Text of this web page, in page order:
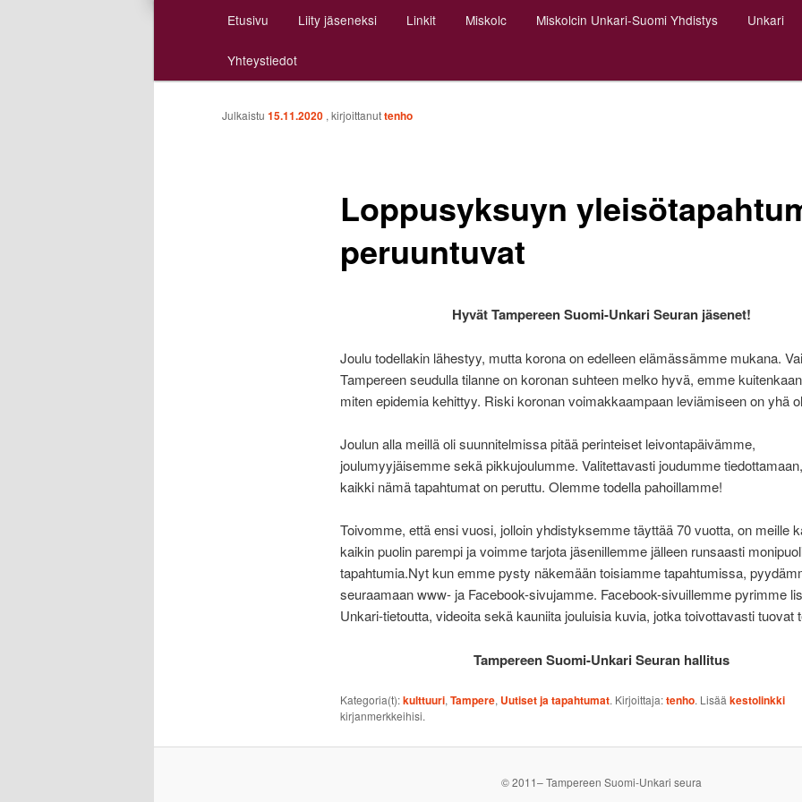
Siirry
sisältöön
Siirry
toissijaiseen
sisältöön
Etusivu Liity jäseneksi Linkit Miskolc Miskolcin Unkari-Suomi Yhdistys Unkari
Yhteystiedot
Loppusyksuyn
peruuntuvat
Julkaistu 15.11.2020 , kirjoittanuttenho
Hyvät Tampereen Suomi-Unkari Seuran jäsenet!
Joulu todellakin lähestyy, mutta korona on edelleen elämässämme mukana.
Tampereen seudulla tilanne on koronan suhteen melko hyvä, emme
miten epidemia kehittyy. Riski koronan voimakkaampaan leviämiseen on yhä
Joulun alla meillä oli suunnitelmissa pitää perinteiset leivontapäivämme,
joulumyyjäisemme sekä pikkujoulumme. Valitettavasti joudumme
kaikki nämä tapahtumat on peruttu. Olemme todella pahoillamme!
Toivomme, että ensi vuosi, jolloin yhdistyksemme täyttää 70 vuotta, on meille
kaikin puolin parempi ja voimme tarjota jäsenillemme jälleen runsaasti
tapahtumia.Nyt kun emme pysty näkemään toisiamme tapahtumissa,
seuraamaan www- ja Facebook-sivujamme. Facebook-sivuillemme pyrimme
Unkari-tietoutta, videoita sekä kauniita jouluisia kuvia, jotka toivottavasti tuovat
Tampereen Suomi-Unkari Seuran hallitus
Kategoria(t):kulttuuri, Tampere, Uutiset ja tapahtumat. Kirjoittaja:tenho. Lisää kestolinkki
kirjanmerkkeihisi.
© 2011– Tampereen Suomi-Unkari seura